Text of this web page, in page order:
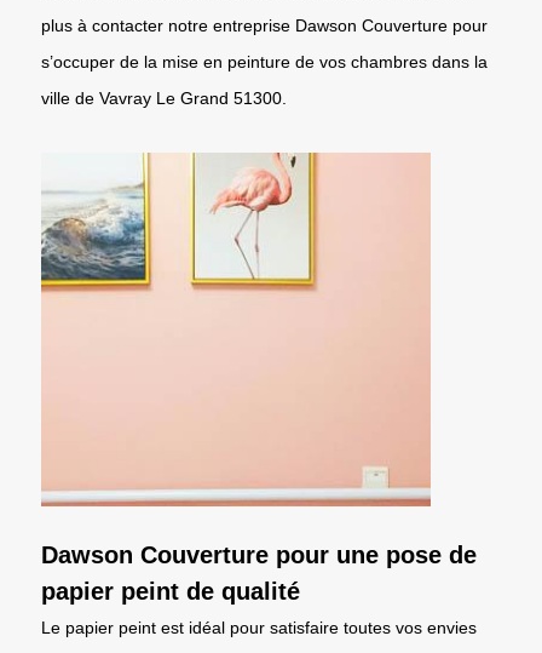
plus à contacter notre entreprise Dawson Couverture pour
s’occuper de la mise en peinture de vos chambres dans la
ville de Vavray Le Grand 51300.
Dawson Couverture pour une pose de
papier peint de qualité
Le papier peint est idéal pour satisfaire toutes vos envies